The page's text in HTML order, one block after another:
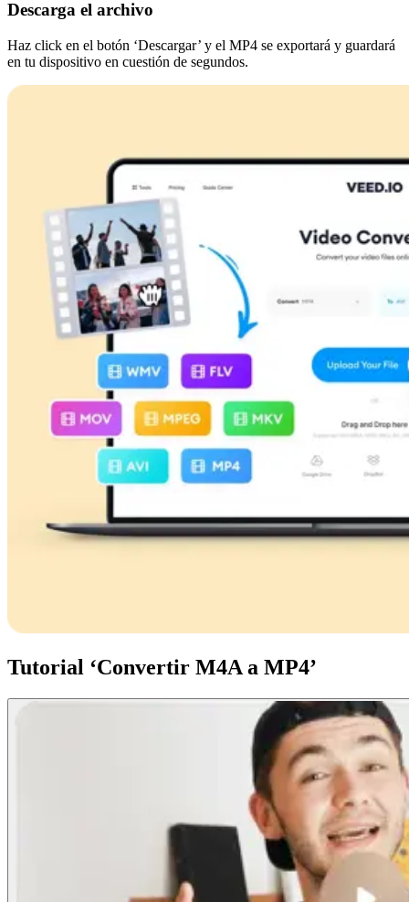
Descarga el archivo
Haz click en el botón ‘Descargar’ y el MP4 se exportará y guardará
en tu dispositivo en cuestión de segundos.
Tutorial ‘Convertir M4A a MP4’